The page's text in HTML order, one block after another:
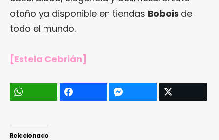
otoño ya disponible en tiendas Bobois de
todo el mundo.
[Estela Cebrián]
Relacionado